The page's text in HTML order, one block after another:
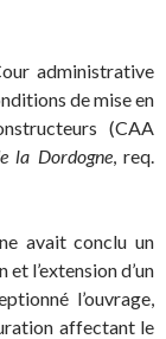
administrative
de mise en
(CAA
la Dordogne, req.
avait conclu un
l’extension d’un
l’ouvrage,
affectant le